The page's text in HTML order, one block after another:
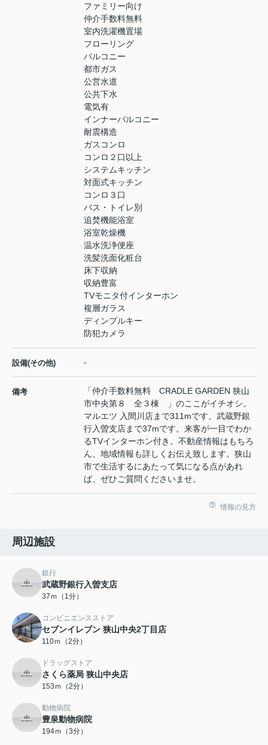
ファミリー向け
仲介手数料無料
室内洗濯機置場
フローリング
バルコニー
都市ガス
公営水道
公共下水
電気有
インナーバルコニー
耐震構造
ガスコンロ
コンロ２口以上
システムキッチン
対面式キッチン
コンロ３口
バス・トイレ別
追焚機能浴室
浴室乾燥機
温水洗浄便座
洗髪洗面化粧台
床下収納
収納豊富
TVモニタ付インターホン
複層ガラス
ディンプルキー
防犯カメラ
設備(その他) -
備考
「仲介手数料無料 CRADLE GARDEN 狭山
市中央第８ 全３棟 」のここがイチオシ。
マルエツ 入間川店まで311mです。武蔵野銀
行入曽支店まで37mです。来客が一目でわか
るTVインターホン付き。不動産情報はもちろ
ん、地域情報も詳しくお伝え致します。狭山
市で生活するにあたって気になる点があれ
ば、ぜひご質問くださいませ。
情報の見方
周辺施設
銀行
武蔵野銀行入曽支店
37ｍ（1分）
コンビニエンスストア
セブンイレブン 狭山中央2丁目店
110ｍ（2分）
ドラッグストア
さくら薬局 狭山中央店
153ｍ（2分）
動物病院
豊泉動物病院
194ｍ（3分）